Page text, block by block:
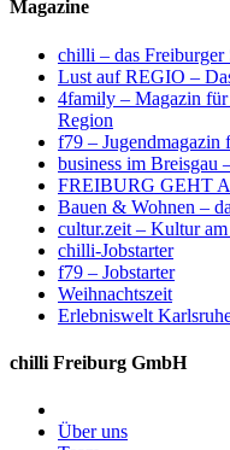
Magazine
chilli – das Freiburger
Lust auf REGIO –
4family – Magazin
Region
f79 – Jugendmagazin
business im Breisgau
FREIBURG GEHT
Bauen & Wohnen –
cultur.zeit – Kultur
chilli-Jobstarter
f79 – Jobstarter
Weihnachtszeit
Erlebniswelt
chilli Freiburg GmbH
Über uns